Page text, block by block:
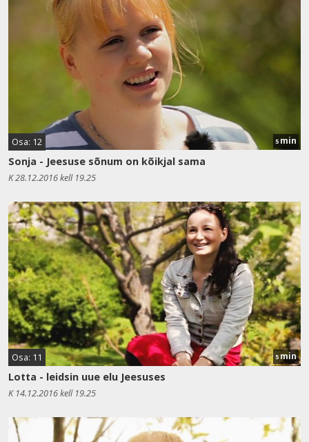
Osa: 12 5 min
Sonja - Jeesuse sõnum on kõikjal sama
K 28.12.2016 kell 19.25
Osa: 11 5 min
Lotta - leidsin uue elu Jeesuses
K 14.12.2016 kell 19.25